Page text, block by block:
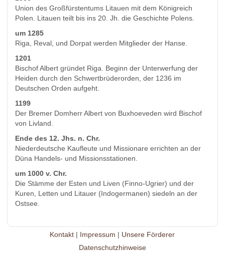
Union des Großfürstentums Litauen mit dem Königreich
Polen. Litauen teilt bis ins 20. Jh. die Geschichte Polens.
um 1285
Riga, Reval, und Dorpat werden Mitglieder der Hanse.
1201
Bischof Albert gründet Riga. Beginn der Unterwerfung der
Heiden durch den Schwertbrüderorden, der 1236 im
Deutschen Orden aufgeht.
1199
Der Bremer Domherr Albert von Buxhoeveden wird Bischof
von Livland.
Ende des 12. Jhs. n. Chr.
Niederdeutsche Kaufleute und Missionare errichten an der
Düna Handels- und Missionsstationen.
um 1000 v. Chr.
Die Stämme der Esten und Liven (Finno-Ugrier) und der
Kuren, Letten und Litauer (Indogermanen) siedeln an der
Ostsee.
Kontakt Impressum
Unsere Förderer
Datenschutzhinweise